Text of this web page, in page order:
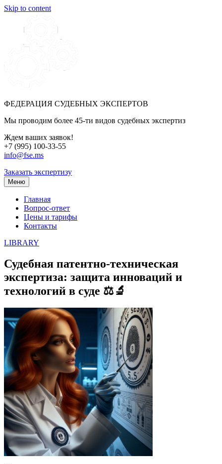
Skip to content
ФЕДЕРАЦИЯ СУДЕБНЫХ ЭКСПЕРТОВ
Мы проводим более 45-ти видов судебных экспертиз
Ждем ваших заявок!
+7 (995) 100-33-55
info@fse.ms
Заказать экспертизу
Меню
Главная
Вопрос-ответ
Цены и тарифы
Контакты
LIBRARY
Судебная патентно-техническая
экспертиза: защита инноваций и
технологий в суде ⚖️🔬